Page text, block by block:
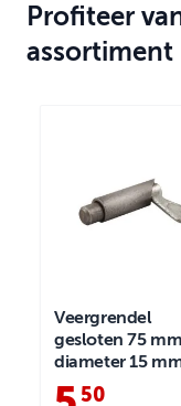
Profiteer
assortiment
Veergrendel
gesloten 75
diameter 15
50